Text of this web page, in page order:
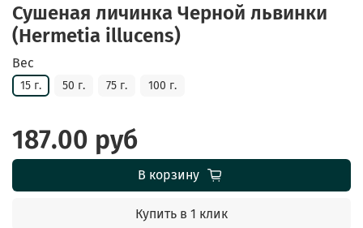
Сушеная личинка Черной львинки
(Hermetia illucens)
Вес
15 г. 50 г. 75 г. 100 г.
187.00 руб
В корзину
Купить в 1 клик